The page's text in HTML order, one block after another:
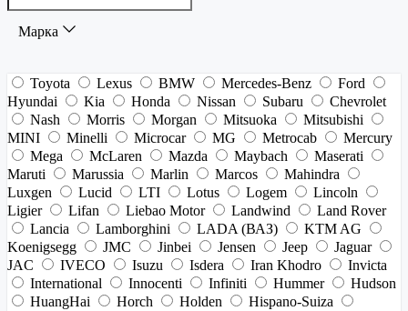
Марка
Toyota Lexus BMW Mercedes-Benz
Ford
Hyundai
Kia Honda Nissan Subaru
Chevrolet
Nash
Morris Morgan Mitsuoka
Mitsubishi
MINI
Minelli Microcar MG Metrocab
Mercury
Mega
McLaren Mazda Maybach
Maserati
Maruti
Marussia Marlin Marcos
Mahindra
Luxgen
Lucid LTI Lotus Logem
Lincoln
Ligier
Lifan Liebao Motor Landwind
Land Rover
Lancia
Lamborghini LADA (ВАЗ)
KTM AG
Koenigsegg
JMC Jinbei Jensen Jeep
Jaguar
JAC
IVECO Isuzu Isdera Iran Khodro
Invicta
International
Innocenti Infiniti Hummer
Hudson
HuangHai
Horch Holden
Hispano-Suiza